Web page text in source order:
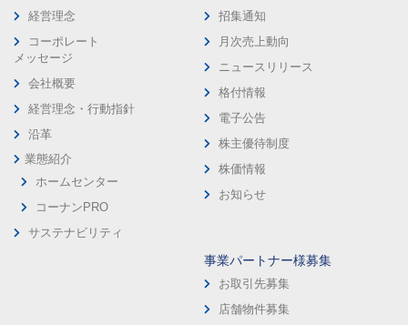
経営理念
コーポレート
メッセージ
会社概要
経営理念・行動指針
沿革
業態紹介
ホームセンター
コーナンPRO
サステナビリティ
招集通知
月次売上動向
ニュースリリース
格付情報
電子公告
株主優待制度
株価情報
お知らせ
事業パートナー様募集
お取引先募集
店舗物件募集